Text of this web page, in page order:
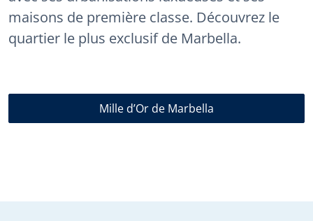
maisons de première classe. Découvrez le
quartier le plus exclusif de Marbella.
Mille d’Or de Marbella